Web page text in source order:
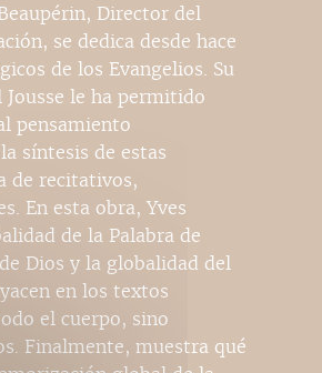
Director del
se dedica desde hace
de los Evangelios. Su
le ha permitido
pensamiento
síntesis de estas
de recitativos,
En esta obra, Yves
de la Palabra de
Dios y la globalidad del
en los textos
el cuerpo, sino
Finalmente, muestra qué